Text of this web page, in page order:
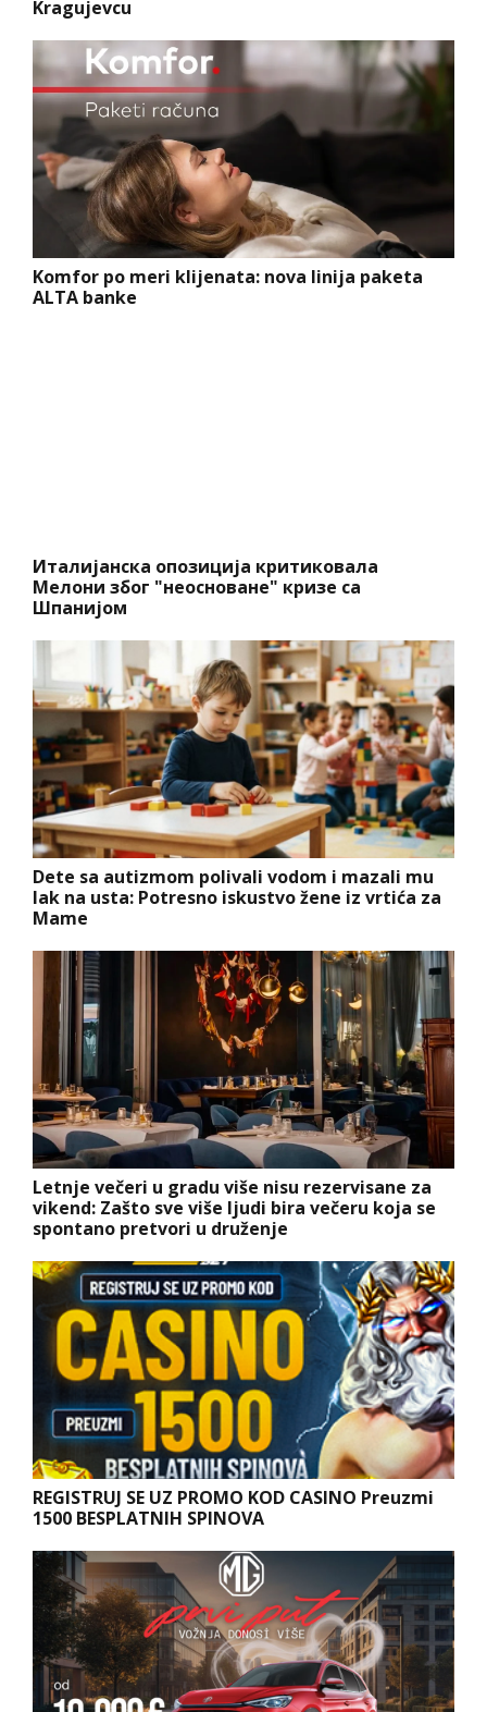
Kragujevcu
Komfor po meri klijenata: nova linija paketa
ALTA banke
Италијанска опозиција критиковала
Мелони због "неосноване" кризе са
Шпанијом
Dete sa autizmom polivali vodom i mazali mu
lak na usta: Potresno iskustvo žene iz vrtića za
Mame
Letnje večeri u gradu više nisu rezervisane za
vikend: Zašto sve više ljudi bira večeru koja se
spontano pretvori u druženje
REGISTRUJ SE UZ PROMO KOD CASINO Preuzmi
1500 BESPLATNIH SPINOVA